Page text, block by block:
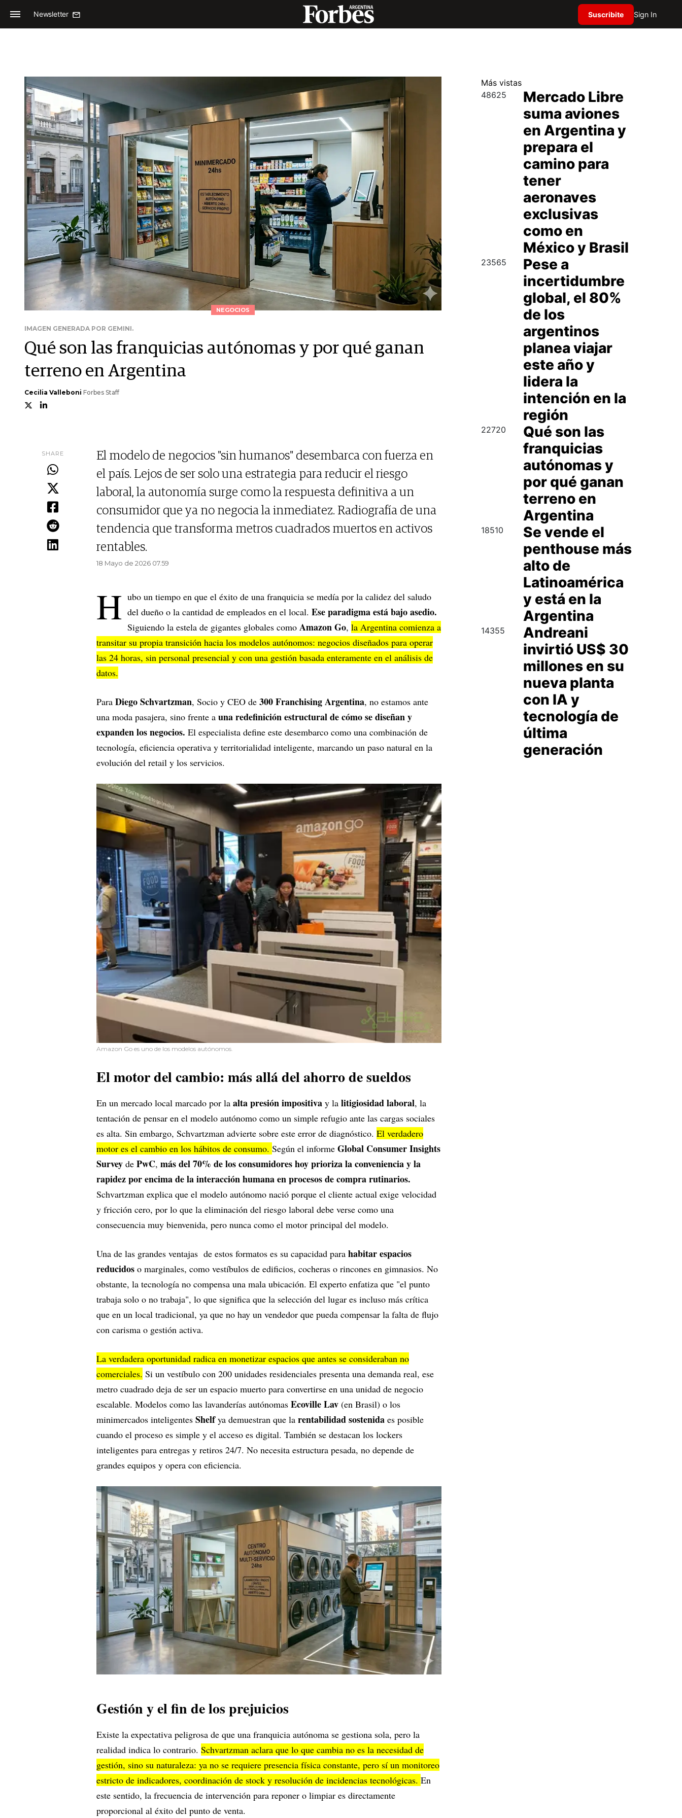
Newsletter Suscribite Sign In
NEGOCIOS
IMAGEN GENERADA POR GEMINI.
Qué son las franquicias autónomas y por qué ganan
terreno en Argentina
Cecilia Valleboni Forbes Staff
SHARE
El modelo de negocios "sin humanos" desembarca con fuerza en
el país. Lejos de ser solo una estrategia para reducir el riesgo
laboral, la autonomía surge como la respuesta definitiva a un
consumidor que ya no negocia la inmediatez. Radiografía de una
tendencia que transforma metros cuadrados muertos en activos
rentables.
18 Mayo de 2026 07.59
H ubo un tiempo en que el éxito de una franquicia se medía por la calidez del saludo
del dueño o la cantidad de empleados en el local. Ese paradigma está bajo asedio.
Siguiendo la estela de gigantes globales como Amazon Go, la Argentina comienza a
transitar su propia transición hacia los modelos autónomos: negocios diseñados para operar
las 24 horas, sin personal presencial y con una gestión basada enteramente en el análisis de
datos.
Para Diego Schvartzman, Socio y CEO de 300 Franchising Argentina, no estamos ante
una moda pasajera, sino frente a una redefinición estructural de cómo se diseñan y
expanden los negocios. El especialista define este desembarco como una combinación de
tecnología, eficiencia operativa y territorialidad inteligente, marcando un paso natural en la
evolución del retail y los servicios.
Amazon Go es uno de los modelos autónomos.
El motor del cambio: más allá del ahorro de sueldos
En un mercado local marcado por la alta presión impositiva y la litigiosidad laboral, la
tentación de pensar en el modelo autónomo como un simple refugio ante las cargas sociales
es alta. Sin embargo, Schvartzman advierte sobre este error de diagnóstico. El verdadero
motor es el cambio en los hábitos de consumo. Según el informe Global Consumer Insights
Survey de PwC, más del 70% de los consumidores hoy prioriza la conveniencia y la
rapidez por encima de la interacción humana en procesos de compra rutinarios.
Schvartzman explica que el modelo autónomo nació porque el cliente actual exige velocidad
y fricción cero, por lo que la eliminación del riesgo laboral debe verse como una
consecuencia muy bienvenida, pero nunca como el motor principal del modelo.
Una de las grandes ventajas de estos formatos es su capacidad para habitar espacios
reducidos o marginales, como vestíbulos de edificios, cocheras o rincones en gimnasios. No
obstante, la tecnología no compensa una mala ubicación. El experto enfatiza que "el punto
trabaja solo o no trabaja", lo que significa que la selección del lugar es incluso más crítica
que en un local tradicional, ya que no hay un vendedor que pueda compensar la falta de flujo
con carisma o gestión activa.
La verdadera oportunidad radica en monetizar espacios que antes se consideraban no
comerciales. Si un vestíbulo con 200 unidades residenciales presenta una demanda real, ese
metro cuadrado deja de ser un espacio muerto para convertirse en una unidad de negocio
escalable. Modelos como las lavanderías autónomas Ecoville Lav (en Brasil) o los
minimercados inteligentes Shelfya demuestran que la rentabilidad sostenida es posible
cuando el proceso es simple y el acceso es digital. También se destacan los lockers
inteligentes para entregas y retiros 24/7. No necesita estructura pesada, no depende de
grandes equipos y opera con eficiencia.
Gestión y el fin de los prejuicios
Existe la expectativa peligrosa de que una franquicia autónoma se gestiona sola, pero la
realidad indica lo contrario. Schvartzman aclara que lo que cambia no es la necesidad de
gestión, sino su naturaleza: ya no se requiere presencia física constante, pero sí un monitoreo
estricto de indicadores, coordinación de stock y resolución de incidencias tecnológicas. En
este sentido, la frecuencia de intervención para reponer o limpiar es directamente
proporcional al éxito del punto de venta.
Más vistas
48625
Mercado Libre
suma aviones
en Argentina y
prepara el
camino para
tener
aeronaves
exclusivas
como en
México y Brasil
23565
Pese a
incertidumbre
global, el 80%
de los
argentinos
planea viajar
este año y
lidera la
intención en la
región
22720
Qué son las
franquicias
autónomas y
por qué ganan
terreno en
Argentina
18510
Se vende el
penthouse más
alto de
Latinoamérica
y está en la
Argentina
14355
Andreani
invirtió US$ 30
millones en su
nueva planta
con IA y
tecnología de
última
generación